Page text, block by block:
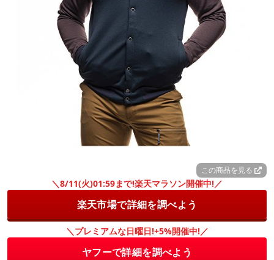
この商品を見る
＼8/11(火)01:59まで!楽天マラソン開催中!／
楽天市場で詳細を調べよう
＼プレミアムな日曜日!+5%開催中!／
ヤフーで詳細を調べよう